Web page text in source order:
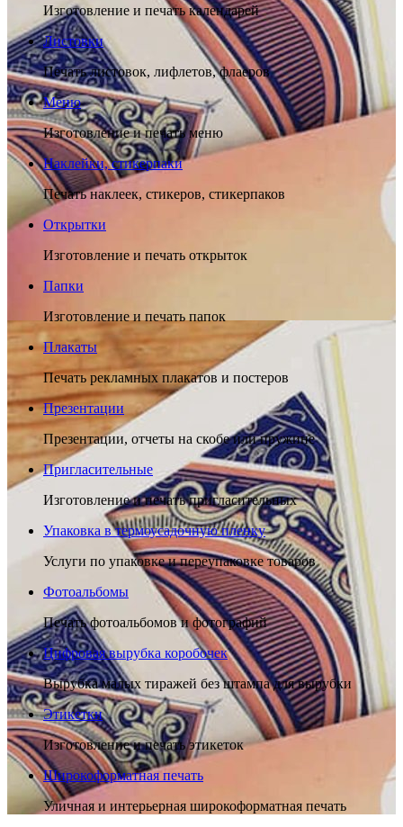
Изготовление и печать календарей
Листовки
Печать листовок, лифлетов, флаеров
Меню
Изготовление и печать меню
Наклейки, стикерпаки
Печать наклеек, стикеров, стикерпаков
Открытки
Изготовление и печать открыток
Папки
Изготовление и печать папок
Плакаты
Печать рекламных плакатов и постеров
Презентации
Презентации, отчеты на скобе или пружине
Пригласительные
Изготовление и печать пригласительных
Упаковка в термоусадочную пленку
Услуги по упаковке и переупаковке товаров
Фотоальбомы
Печать фотоальбомов и фотографий
Цифровая вырубка коробочек
Вырубка малых тиражей без штампа для вырубки
Этикетки
Изготовление и печать этикеток
Широкоформатная печать
Уличная и интерьерная широкоформатная печать